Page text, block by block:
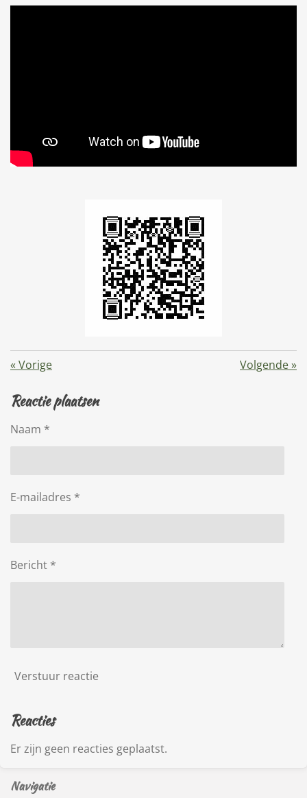
« Vorige Volgende»
Reactie plaatsen
Naam *
E-mailadres *
Bericht *
Verstuur reactie
Reacties
Er zijn geen reacties geplaatst.
Navigatie